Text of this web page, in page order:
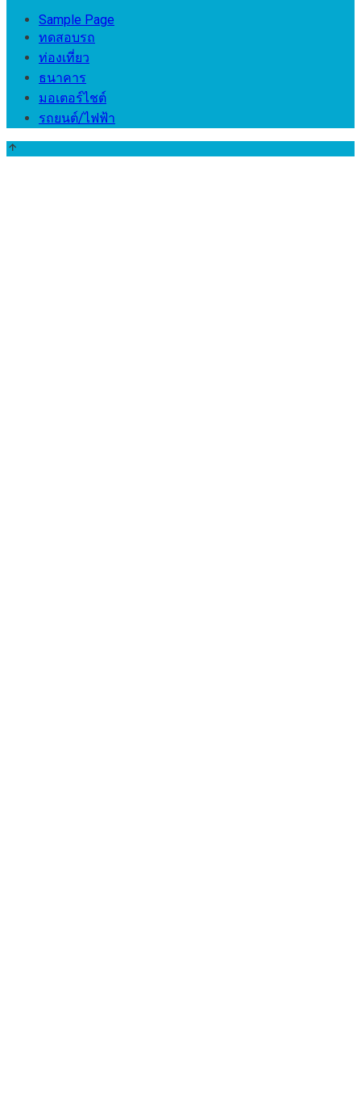
Sample Page
ทดสอบรถ
ท่องเที่ยว
ธนาคาร
มอเตอร์ไชต์
รถยนต์/ไฟฟ้า